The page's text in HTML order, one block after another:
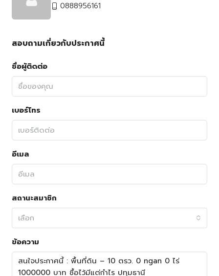
0888956161
สอบถามเกี่ยวกับประกาศนี้
ชื่อผู้ติดต่อ
เบอร์โทร
อีเมล
สถานะสมาชิก
เลือก
ข้อความ